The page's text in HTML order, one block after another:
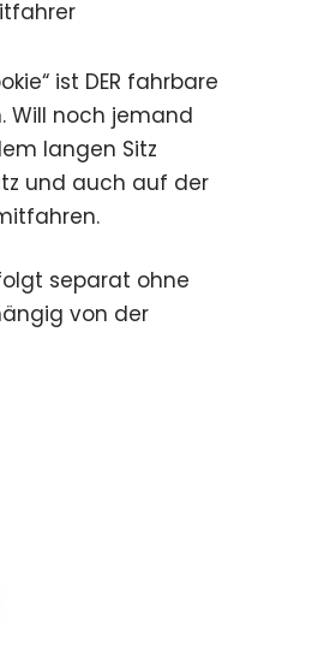
ist DER fahrbare
Will noch jemand
langen Sitz
und auch auf der
separat ohne
von der